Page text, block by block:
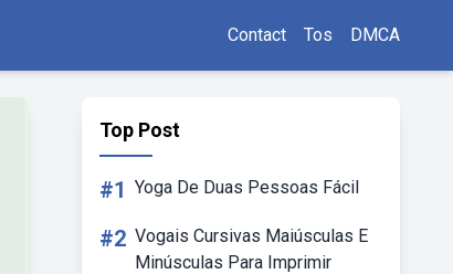
Contact Tos DMCA
Top Post
#1 Yoga De Duas Pessoas Fácil
#2 Vogais Cursivas Maiúsculas E
Minúsculas Para Imprimir